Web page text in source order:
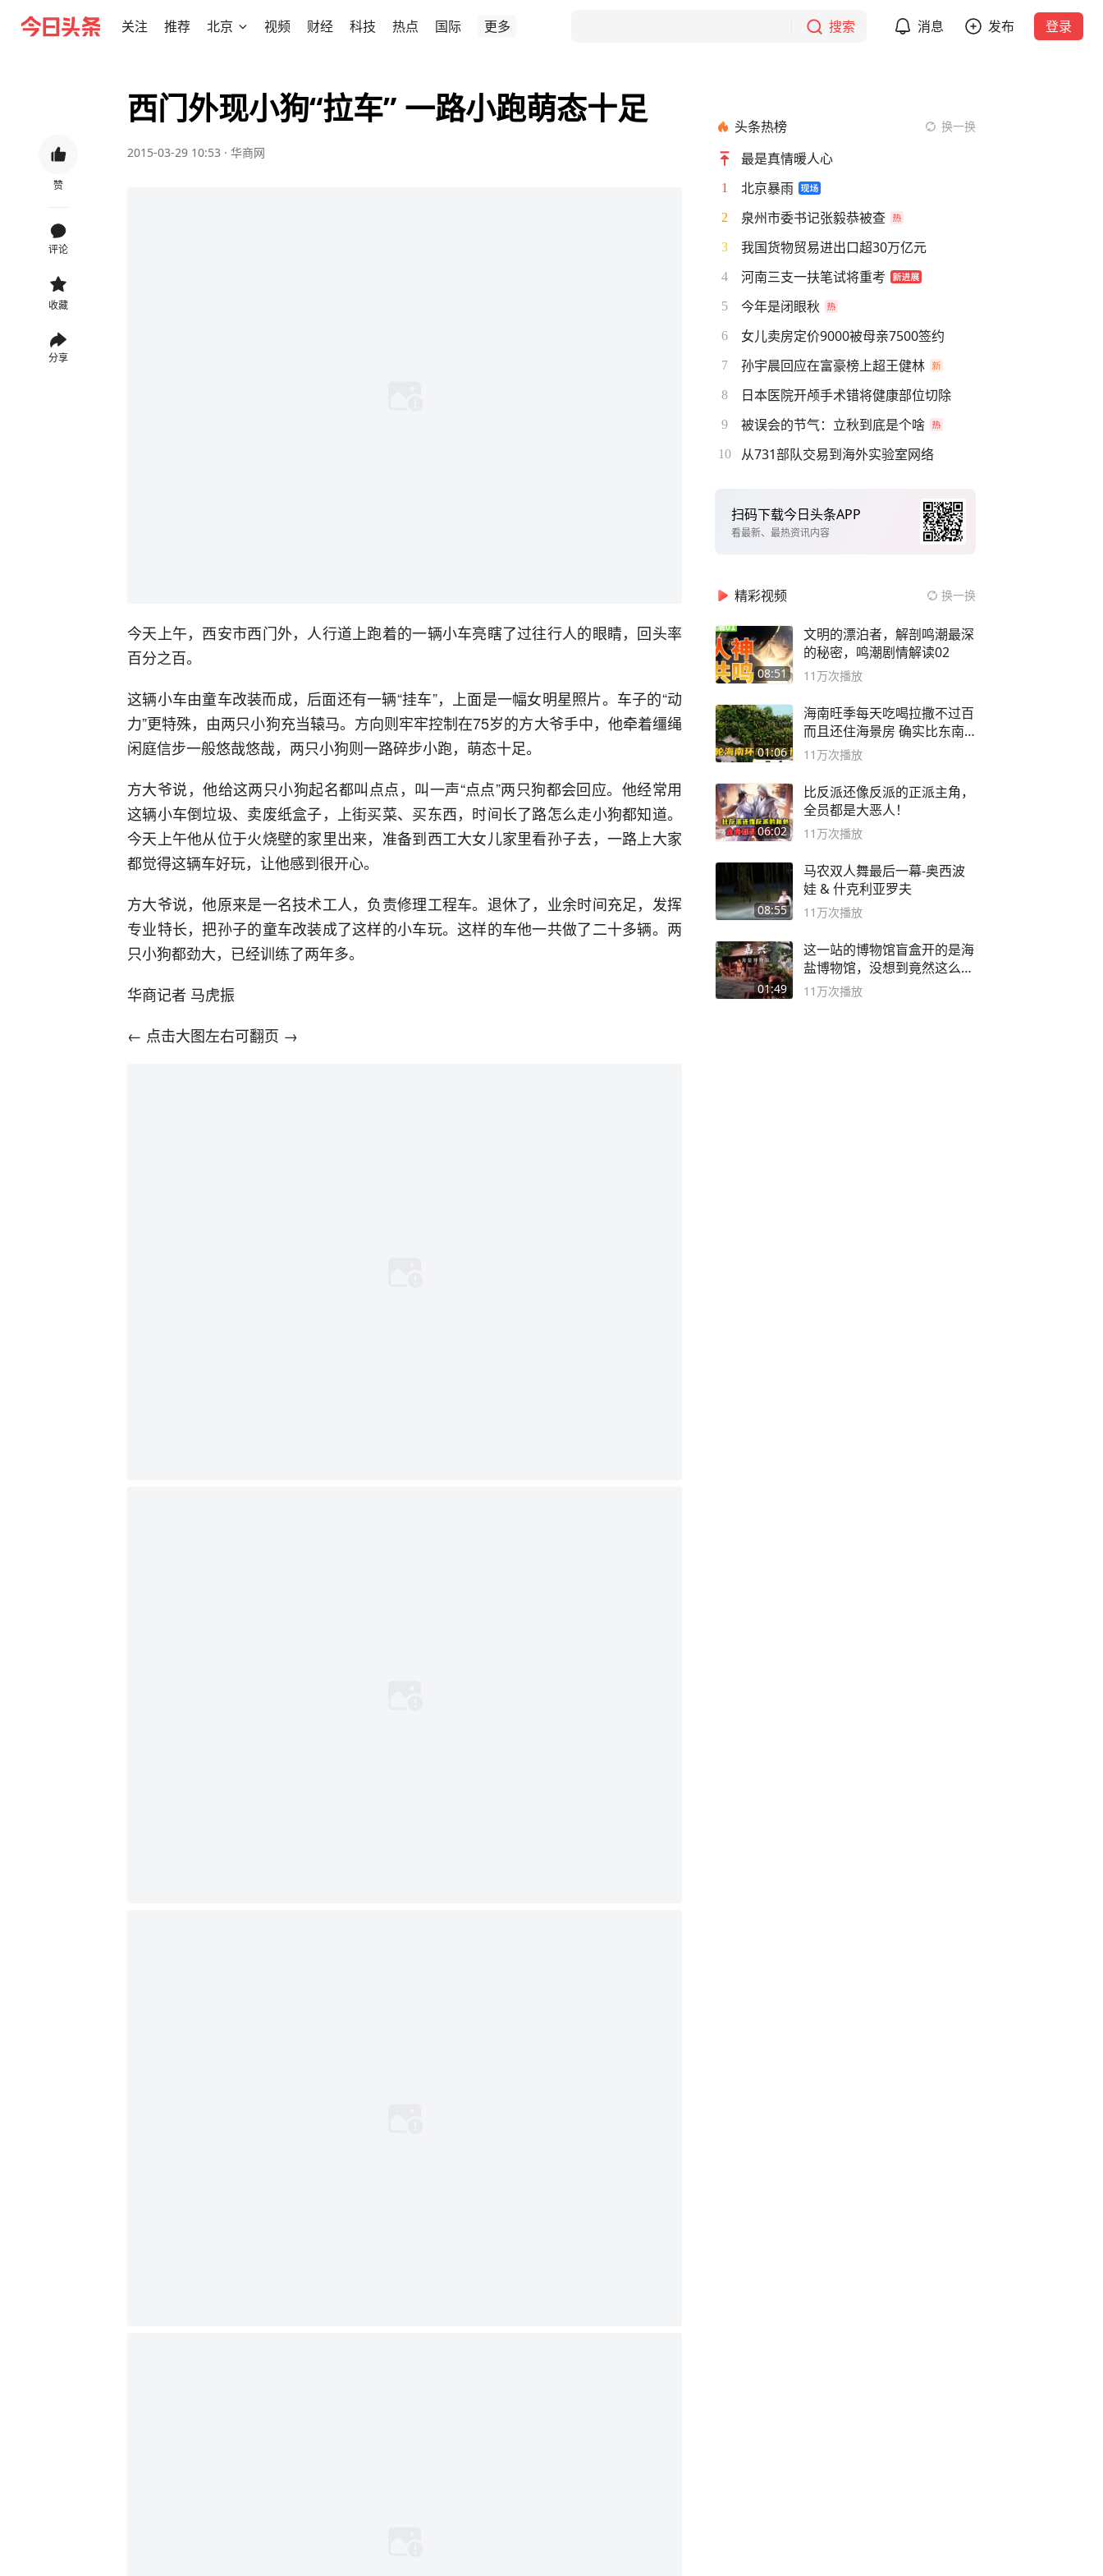
关注 推荐 北京 视频 财经 科技 热点 国际 更多 搜索 消息 发布 登录
赞
评论
收藏
分享
西门外现小狗“拉车” 一路小跑萌态十足
2015-03-29 10:53 · 华商网
今天上午，西安市西门外，人行道上跑着的一辆小车亮瞎了过往行人的眼睛，回头率
百分之百。
这辆小车由童车改装而成，后面还有一辆“挂车”，上面是一幅女明星照片。车子的“动
力”更特殊，由两只小狗充当辕马。方向则牢牢控制在75岁的方大爷手中，他牵着缰绳
闲庭信步一般悠哉悠哉，两只小狗则一路碎步小跑，萌态十足。
方大爷说，他给这两只小狗起名都叫点点，叫一声“点点”两只狗都会回应。他经常用
这辆小车倒垃圾、卖废纸盒子，上街买菜、买东西，时间长了路怎么走小狗都知道。
今天上午他从位于火烧壁的家里出来，准备到西工大女儿家里看孙子去，一路上大家
都觉得这辆车好玩，让他感到很开心。
方大爷说，他原来是一名技术工人，负责修理工程车。退休了，业余时间充足，发挥
专业特长，把孙子的童车改装成了这样的小车玩。这样的车他一共做了二十多辆。两
只小狗都劲大，已经训练了两年多。
华商记者 马虎振
← 点击大图左右可翻页 →
头条热榜 换一换
最是真情暖人心
1 北京暴雨
2 泉州市委书记张毅恭被查
3 我国货物贸易进出口超30万亿元
4 河南三支一扶笔试将重考
5 今年是闭眼秋
6 女儿卖房定价9000被母亲7500签约
7 孙宇晨回应在富豪榜上超王健林
8 日本医院开颅手术错将健康部位切除
9 被误会的节气：立秋到底是个啥
10 从731部队交易到海外实验室网络
扫码下载今日头条APP
看最新、最热资讯内容
精彩视频 换一换
08:51
文明的漂泊者，解剖鸣潮最深
的秘密，鸣潮剧情解读02
11万次播放
01:06
海南旺季每天吃喝拉撒不过百
而且还住海景房 确实比东南
亚合适
11万次播放
06:02
比反派还像反派的正派主角，
全员都是大恶人！
11万次播放
08:55
马农双人舞最后一幕-奥西波
娃 & 什克利亚罗夫
11万次播放
01:49
这一站的博物馆盲盒开的是海
盐博物馆，没想到竟然这么好
逛！
11万次播放